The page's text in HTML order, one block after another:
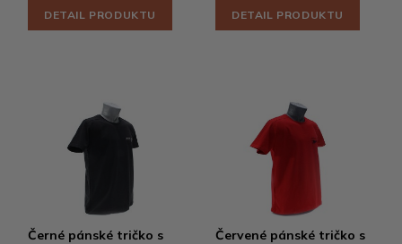
DETAIL PRODUKTU
DETAIL PRODUKTU
Černé pánské tričko s
Červené pánské tričko s